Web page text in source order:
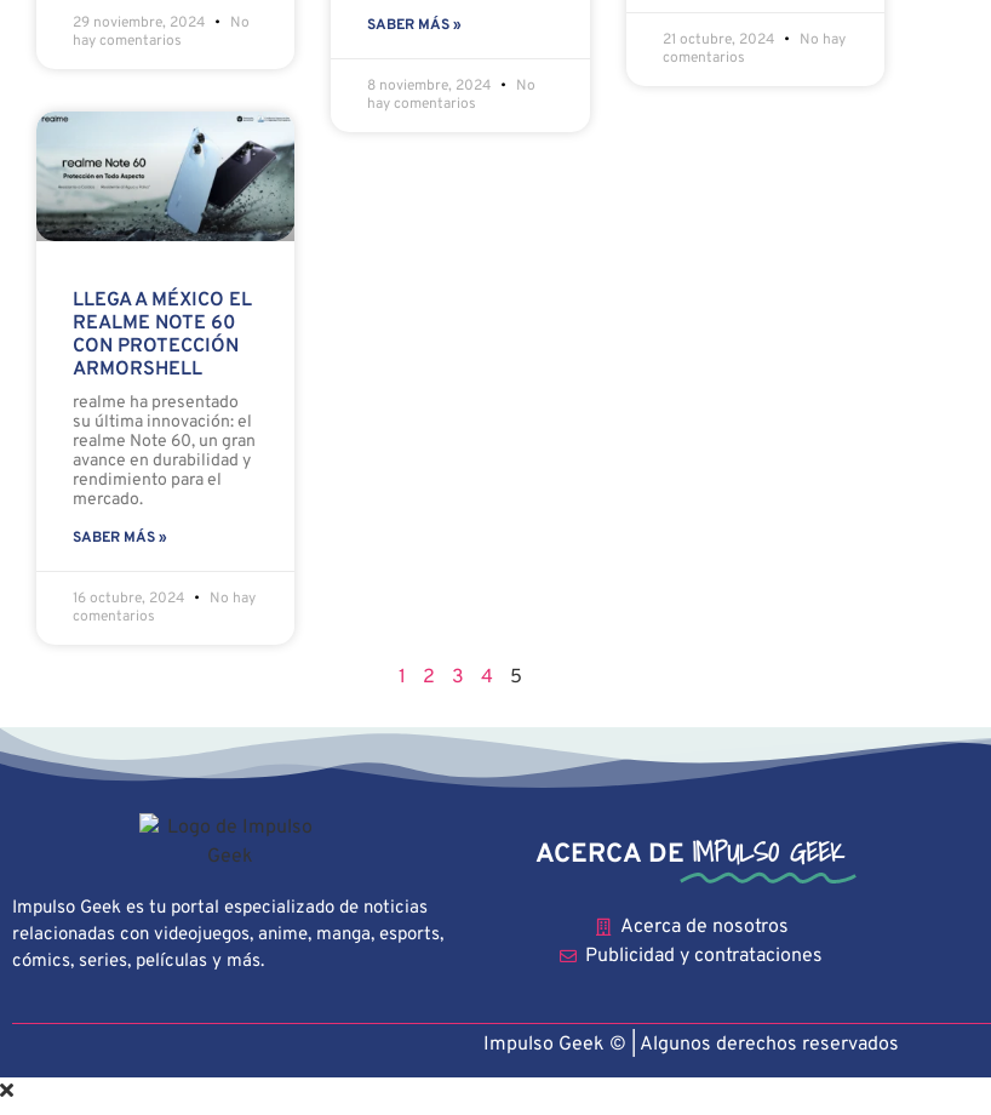
29 noviembre, 2024
No
hay comentarios
SABER MÁS »
8 noviembre, 2024
No
hay comentarios
21 octubre, 2024
No hay
comentarios
LLEGA A MÉXICO EL
REALME NOTE 60
CON PROTECCIÓN
ARMORSHELL
realme ha presentado
su última innovación: el
realme Note 60, un gran
avance en durabilidad y
rendimiento para el
mercado.
SABER MÁS »
16 octubre, 2024
No hay
comentarios
1 2 3 4 5
Impulso Geek es tu portal especializado de noticias
relacionadas con videojuegos, anime, manga, esports,
cómics, series, películas y más.
ACERCA DE IMPULSO GEEK
Acerca de nosotros
Publicidad y contrataciones
Impulso Geek © | Algunos derechos reservados